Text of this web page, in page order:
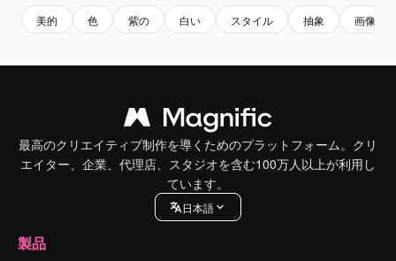
美的 色 紫の 白い スタイル 抽象 画像
最高のクリエイティブ制作を導くためのプラットフォーム。クリ
エイター、企業、代理店、スタジオを含む100万人以上が利用し
ています。
日本語
製品